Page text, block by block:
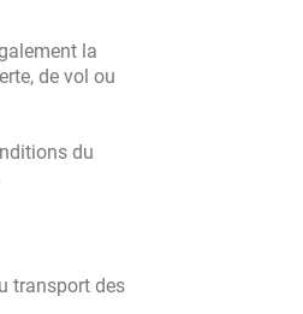
la
de vol ou
du
transport des